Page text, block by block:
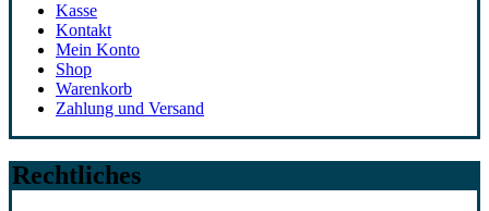
Kasse
Kontakt
Mein Konto
Shop
Warenkorb
Zahlung und Versand
Rechtliches